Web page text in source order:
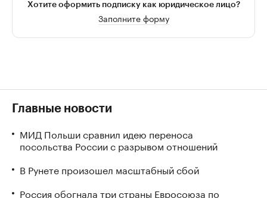
Хотите оформить подписку как юридическое лицо?
Заполните форму
Главные новости
МИД Польши сравнил идею переноса
посольства России с разрывом отношений
В Рунете произошел масштабный сбой
Россия обогнала три страны Евросоюза по